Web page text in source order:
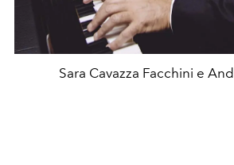
Sara Cavazza Facchini e